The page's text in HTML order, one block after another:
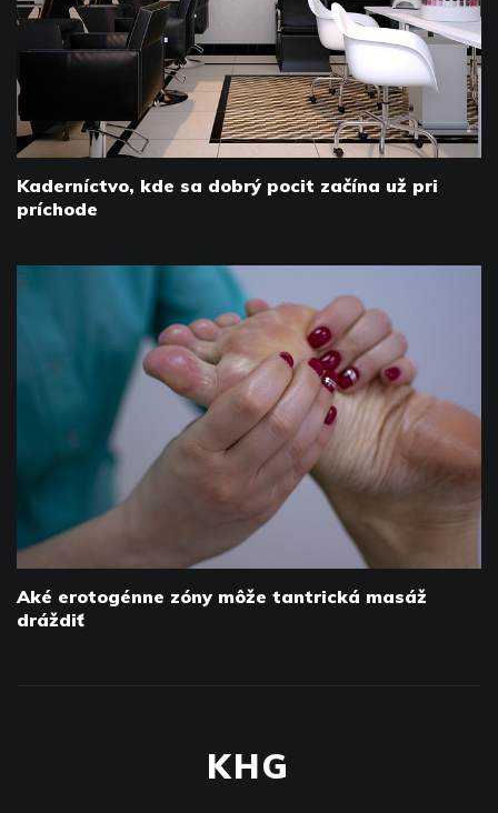
Kaderníctvo, kde sa dobrý pocit začína už pri
príchode
Aké erotogénne zóny môže tantrická masáž
dráždiť
KHG